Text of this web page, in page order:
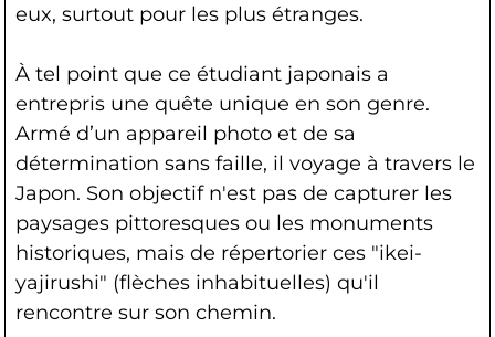
eux, surtout pour les plus étranges.
À tel point que ce étudiant japonais a
entrepris une quête unique en son genre.
Armé d’un appareil photo et de sa
détermination sans faille, il voyage à travers le
Japon. Son objectif n'est pas de capturer les
paysages pittoresques ou les monuments
historiques, mais de répertorier ces "ikei-
yajirushi" (flèches inhabituelles) qu'il
rencontre sur son chemin.